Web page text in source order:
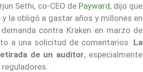
Sethi, co-CEO de Payward, dijo que
la obligó a gastar años y millones en
contra Kraken en marzo de
a una solicitud de comentarios. La
de un auditor, especialmente